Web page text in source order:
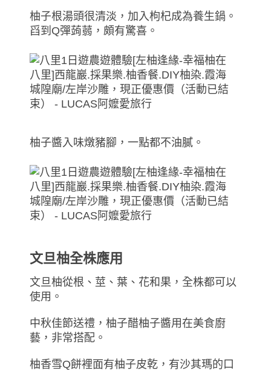
柚子根湯頭很清淡，加入枸杞成為養生鍋。
舀到Q彈蒟蒻，頗有驚喜。
柚子醬入味燉豬腳，一點都不油膩。
文旦柚全株應用
文旦柚從根、莖、葉、花和果，全株都可以
使用。
中秋佳節送禮，柚子醋柚子醬用在美食廚
藝，非常搭配。
柚香雪Q餅裡面有柚子皮乾，有沙其瑪的口